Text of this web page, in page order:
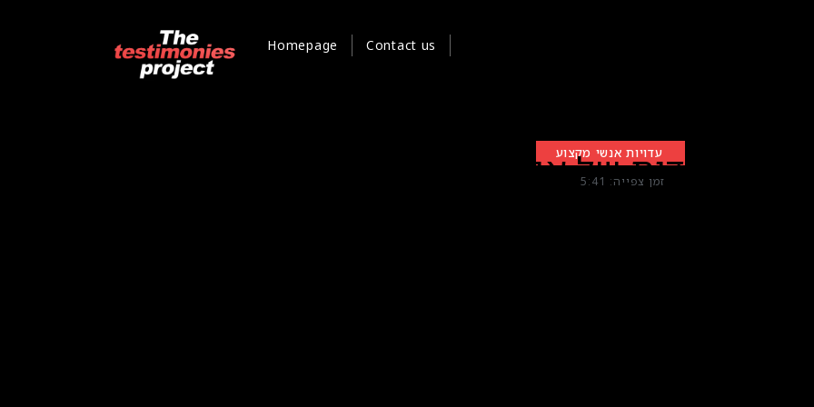
Homepage Contact us
עדויות אנשי מקצוע
העדות של אורה
זמן צפייה: 5:41